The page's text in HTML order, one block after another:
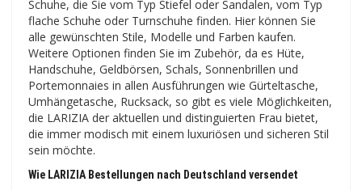
Schuhe, die Sie vom Typ Stiefel oder Sandalen, vom Typ
flache Schuhe oder Turnschuhe finden. Hier können Sie
alle gewünschten Stile, Modelle und Farben kaufen.
Weitere Optionen finden Sie im Zubehör, da es Hüte,
Handschuhe, Geldbörsen, Schals, Sonnenbrillen und
Portemonnaies in allen Ausführungen wie Gürteltasche,
Umhängetasche, Rucksack, so gibt es viele Möglichkeiten,
die LARIZIA der aktuellen und distinguierten Frau bietet,
die immer modisch mit einem luxuriösen und sicheren Stil
sein möchte.
Wie LARIZIA Bestellungen nach Deutschland versendet